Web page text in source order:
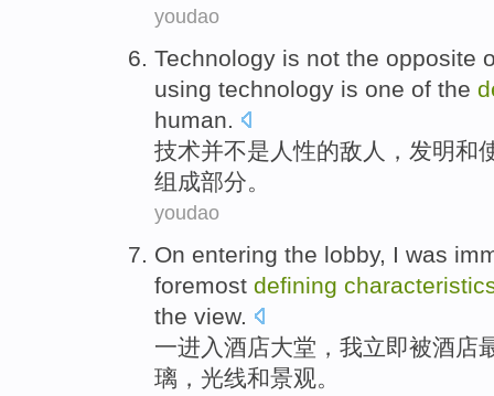
youdao
Technology is not the opposite
using technology is one of the
human.
技术并不是 人性的敌人， 发明和
组成部分。
youdao
On entering the lobby, I was
foremost defining
the view.
一进入酒店大堂 ， 我立即被酒店
璃 ， 光线和景观。